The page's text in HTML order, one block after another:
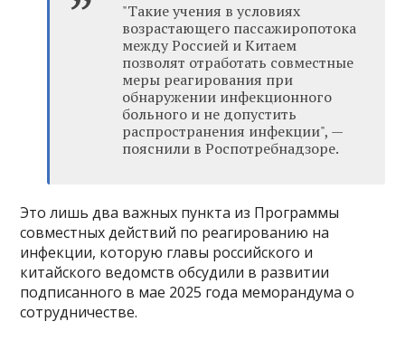
"Такие учения в условиях
возрастающего пассажиропотока
между Россией и Китаем
позволят отработать совместные
меры реагирования при
обнаружении инфекционного
больного и не допустить
распространения инфекции", —
пояснили в Роспотребнадзоре.
Это лишь два важных пункта из Программы
совместных действий по реагированию на
инфекции, которую главы российского и
китайского ведомств обсудили в развитии
подписанного в мае 2025 года меморандума о
сотрудничестве.